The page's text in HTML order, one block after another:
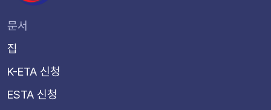
문서
집
K-ETA 신청
ESTA 신청